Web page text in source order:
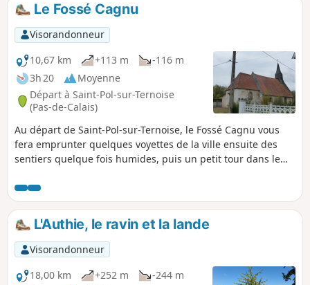
Le Fossé Cagnu
Visorandonneur
10,67 km
+113 m
-116 m
3h 20
Moyenne
Départ à Saint-Pol-sur-Ternoise
(Pas-de-Calais)
Au départ de Saint-Pol-sur-Ternoise, le Fossé Cagnu vous
fera emprunter quelques voyettes de la ville ensuite des
sentiers quelque fois humides, puis un petit tour dans le
chemin, il n'est pas rare de croiser quelques chevreuils.
L'Authie, le ravin et la lande
Visorandonneur
18,00 km
+252 m
-244 m